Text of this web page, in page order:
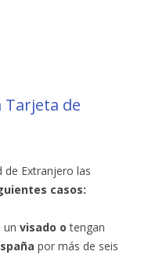
de
de Extranjero las
casos:
un visado o tengan
por más de seis